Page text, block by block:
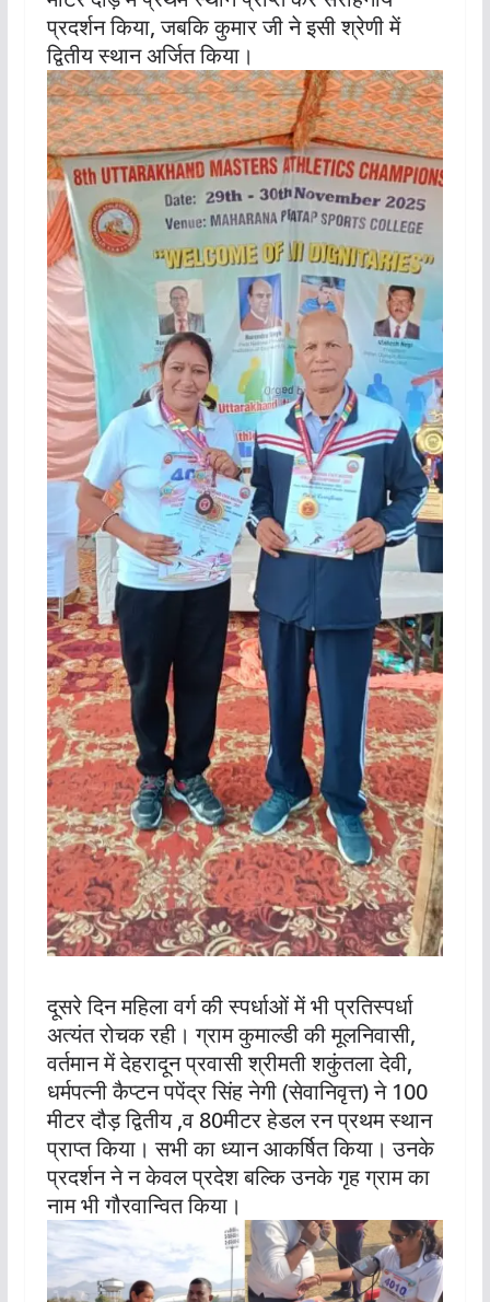
प्रदर्शन किया, जबकि कुमार जी ने इसी श्रेणी में
द्वितीय स्थान अर्जित किया।
दूसरे दिन महिला वर्ग की स्पर्धाओं में भी प्रतिस्पर्धा
अत्यंत रोचक रही। ग्राम कुमाल्डी की मूलनिवासी,
वर्तमान में देहरादून प्रवासी श्रीमती शकुंतला देवी,
धर्मपत्नी कैप्टन पपेंद्र सिंह नेगी (सेवानिवृत्त) ने 100
मीटर दौड़ द्वितीय ,व 80मीटर हेडल रन प्रथम स्थान
प्राप्त किया। सभी का ध्यान आकर्षित किया। उनके
प्रदर्शन ने न केवल प्रदेश बल्कि उनके गृह ग्राम का
नाम भी गौरवान्वित किया।